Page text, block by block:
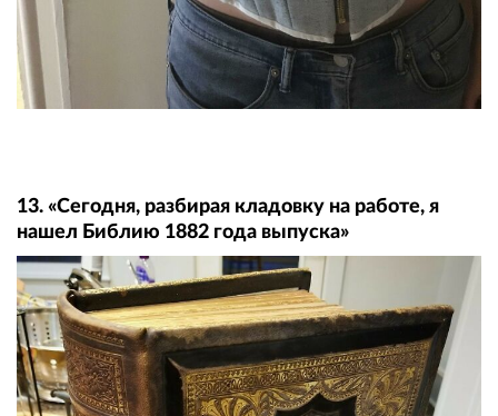
13. «Сегодня, разбирая кладовку на работе, я
нашел Библию 1882 года выпуска»